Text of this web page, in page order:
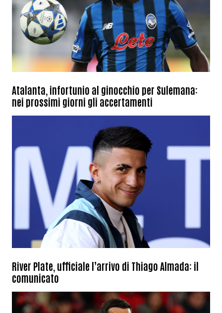
Atalanta, infortunio al ginocchio per Sulemana:
nei prossimi giorni gli accertamenti
River Plate, ufficiale l’arrivo di Thiago Almada: il
comunicato